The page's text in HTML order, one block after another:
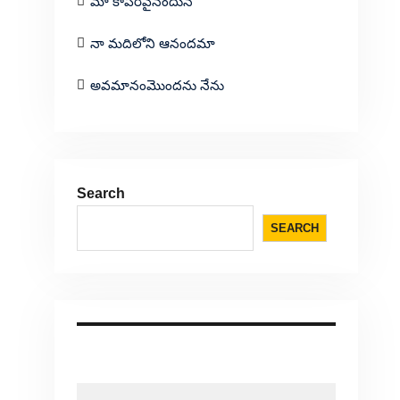
నా మదిలోని ఆనందమా
అవమానంమొందను నేను
Search
SEARCH